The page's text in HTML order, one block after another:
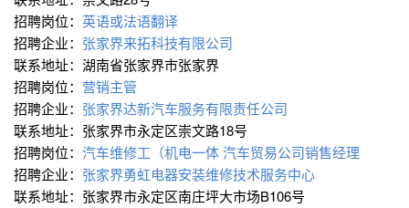
招聘岗位： 英语或法语翻译
招聘企业： 张家界来拓科技有限公司
联系地址：湖南省张家界市张家界
招聘岗位： 营销主管
招聘企业： 张家界达新汽车服务有限责任公司
联系地址：张家界市永定区崇文路18号
招聘岗位： 汽车维修工（机电一体汽车贸易公司销售经理
招聘企业： 张家界勇虹电器安装维修技术服务中心
联系地址：张家界市永定区南庄坪大市场B106号